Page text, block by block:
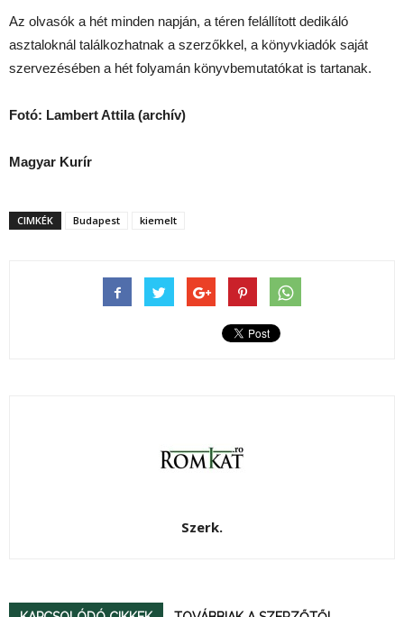
Az olvasók a hét minden napján, a téren felállított dedikáló
asztaloknál találkozhatnak a szerzőkkel, a könyvkiadók saját
szervezésében a hét folyamán könyvbemutatókat is tartanak.
Fotó: Lambert Attila (archív)
Magyar Kurír
CIMKÉK Budapest kiemelt
Szerk.